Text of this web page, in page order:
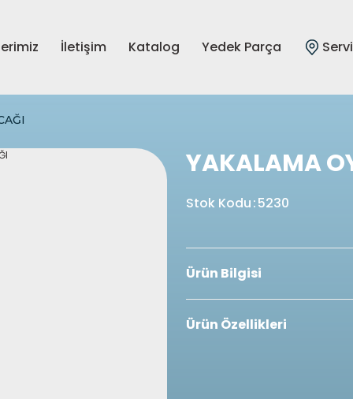
İletişim Katalog Yedek Parça
YAKALAMA
Stok Kodu:5230
Ürün Bilgisi
Ürün Özellikleri